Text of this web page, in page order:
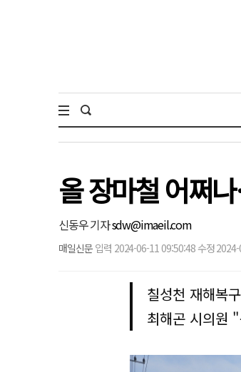
올 장마철 어쩌
신동우 기자sdw@imaeil.com
매일신문 입력 2024-06-11 09:50:48 수정
칠성천 재해복
최해곤 시의원